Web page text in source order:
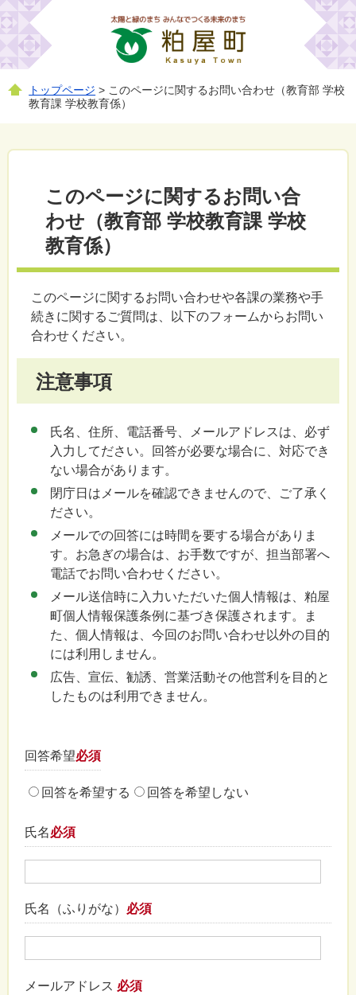
トップページ > このページに関するお問い合わせ（教育部 学校
教育課 学校教育係）
このページに関するお問い合
わせ（教育部 学校教育課 学校
教育係）
このページに関するお問い合わせや各課の業務や手
続きに関するご質問は、以下のフォームからお問い
合わせください。
注意事項
氏名、住所、電話番号、メールアドレスは、必ず
入力してださい。回答が必要な場合に、対応でき
ない場合があります。
閉庁日はメールを確認できませんので、ご了承く
ださい。
メールでの回答には時間を要する場合がありま
す。お急ぎの場合は、お手数ですが、担当部署へ
電話でお問い合わせください。
メール送信時に入力いただいた個人情報は、粕屋
町個人情報保護条例に基づき保護されます。ま
た、個人情報は、今回のお問い合わせ以外の目的
には利用しません。
広告、宣伝、勧誘、営業活動その他営利を目的と
したものは利用できません。
回答希望必須
回答を希望する 回答を希望しない
氏名必須
氏名（ふりがな） 必須
メールアドレス 必須